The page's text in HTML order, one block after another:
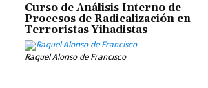
Curso de Análisis Interno de
Procesos de Radicalización en
Terroristas Yihadistas
Raquel Alonso de Francisco